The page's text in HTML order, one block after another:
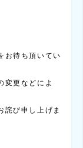
お待ち頂いてい
変更などによ
詫び申し上げま